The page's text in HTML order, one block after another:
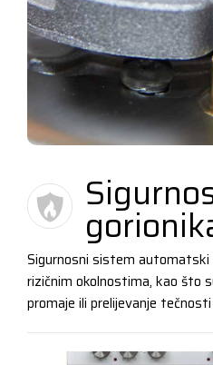
Sigurnosni sistem automatski
rizičnim okolnostima, kao što
promaje ili prelijevanje